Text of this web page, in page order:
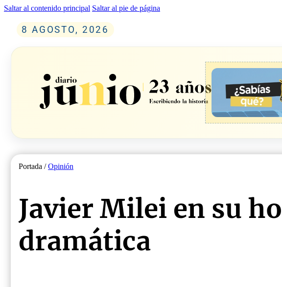
Saltar al contenido principal Saltar al pie de página
8 AGOSTO, 2026
Portada /Opinión
Javier Milei en su
dramática